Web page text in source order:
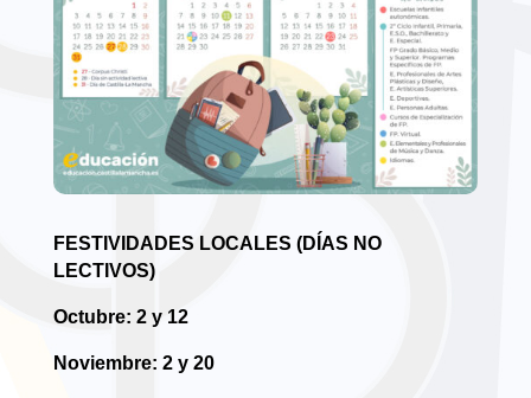
FESTIVIDADES LOCALES (DÍAS NO
LECTIVOS)
Octubre: 2 y 12
Noviembre: 2 y 20